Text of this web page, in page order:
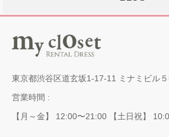
東京都渋谷区道玄坂1-17-11 ミナミビル
営業時間 :
【月～金】 12:00〜21:00 【土日祝】